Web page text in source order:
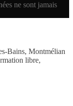
ne sont jamais
Bains, Montmélian
libre,